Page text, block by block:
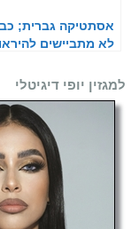
אסתטיקה גברית;
לא מתביישים
למגזין יופי דיגיטלי